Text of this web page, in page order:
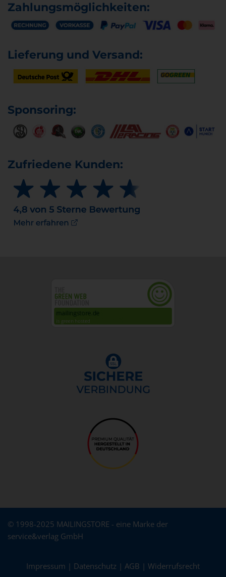
Zahlungsmöglichkeiten:
Lieferung und Versand:
Sponsoring:
Zufriedene Kunden:
© 1998-2025 MAILINGSTORE - eine Marke der
service&verlag GmbH
Impressum | Datenschutz | AGB | Widerrufsrecht